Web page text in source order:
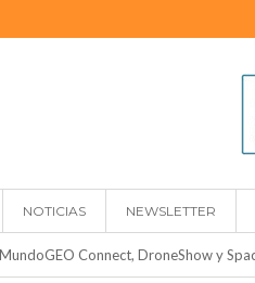
NOTICIAS NEWSLETTER
MundoGEO Connect, DroneShow y